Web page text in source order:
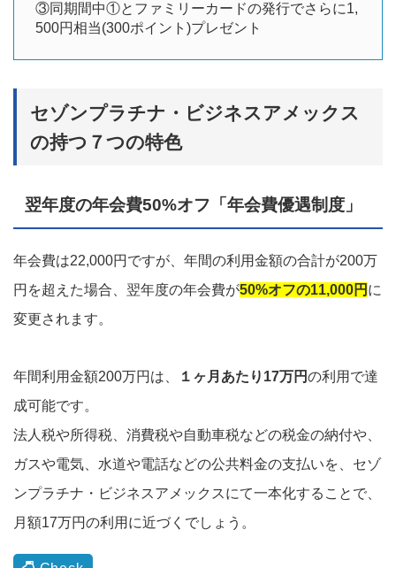
③同期間中①とファミリーカードの発行でさらに1,
500円相当(300ポイント)プレゼント
セゾンプラチナ・ビジネスアメックス
の持つ７つの特色
翌年度の年会費50%オフ「年会費優遇制度」
年会費は22,000円ですが、年間の利用金額の合計が200万
円を超えた場合、翌年度の年会費が50%オフの11,000円 に
変更されます。
年間利用金額200万円は、 １ヶ月あたり17万円の利用で達
成可能です。
法人税や所得税、消費税や自動車税などの税金の納付や、
ガスや電気、水道や電話などの公共料金の支払いを、セゾ
ンプラチナ・ビジネスアメックスにて一本化することで、
月額17万円の利用に近づくでしょう。